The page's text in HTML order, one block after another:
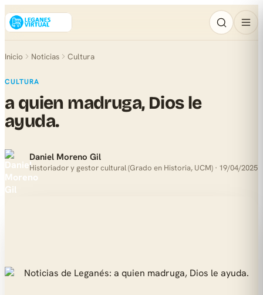
Inicio Noticias Cultura
CULTURA
a quien madruga, Dios le
ayuda.
Daniel Moreno Gil
Historiador y gestor cultural (Grado en Historia, UCM) · 19/04/2025